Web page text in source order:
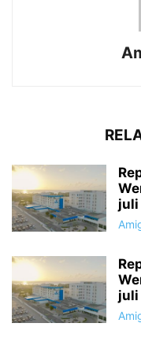
juli
juli